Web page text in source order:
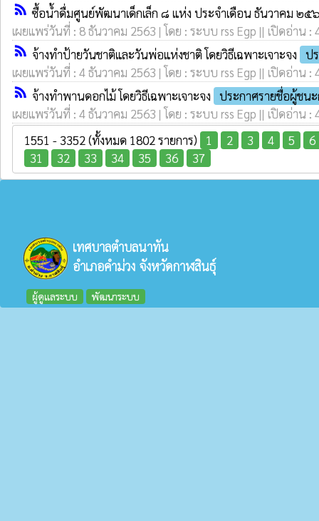
rss_feed ซื้อน้ำดื่มศูนย์พัฒนาเด็กเล็ก ๘ แห่ง ประจำเดือน ธันวาคม ๒๕๖
เผยแพร่วันที่ : 8 ธันวาคม 2563 | โดย : ระบบ rss Egp || เปิดอ่าน :
rss_feed จ้างทำป้ายวันชาติและวันพ่อแห่งชาติ โดยวิธีเฉพาะเจาะจง
ป
เผยแพร่วันที่ : 4 ธันวาคม 2563 | โดย : ระบบ rss Egp || เปิดอ่าน :
rss_feed จ้างทำพานดอกไม้ โดยวิธีเฉพาะเจาะจง
ประกาศรายชื่อผู้ชนะ
เผยแพร่วันที่ : 4 ธันวาคม 2563 | โดย : ระบบ rss Egp || เปิดอ่าน :
1551 - 3352 (ทั้งหมด 1802 รายการ)
1 2 3 4 5
6
31
32 33 34 35 36 37
เทศบาลตำบลนาทัน
อำเภอคำม่วง จังหวัดกาฬสินธุ์
ผู้ดูแลระบบ พัฒนาระบบ